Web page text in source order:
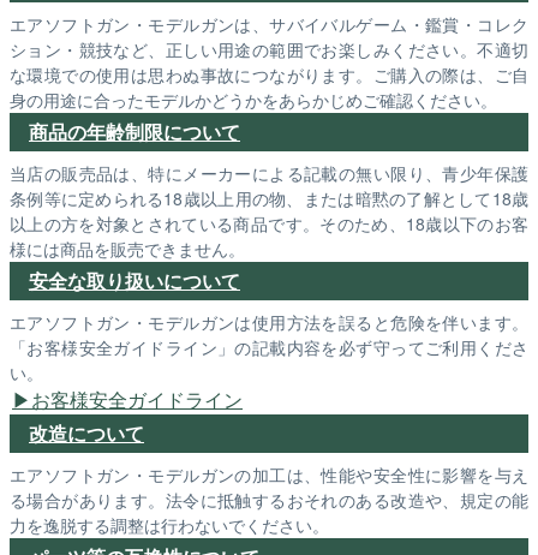
エアソフトガン・モデルガンは、サバイバルゲーム・鑑賞・コレク
ション・競技など、正しい用途の範囲でお楽しみください。不適切
な環境での使用は思わぬ事故につながります。ご購入の際は、ご自
身の用途に合ったモデルかどうかをあらかじめご確認ください。
商品の年齢制限について
当店の販売品は、特にメーカーによる記載の無い限り、青少年保護
条例等に定められる18歳以上用の物、または暗黙の了解として18歳
以上の方を対象とされている商品です。そのため、18歳以下のお客
様には商品を販売できません。
安全な取り扱いについて
エアソフトガン・モデルガンは使用方法を誤ると危険を伴います。
「お客様安全ガイドライン」の記載内容を必ず守ってご利用くださ
い。
お客様安全ガイドライン
改造について
エアソフトガン・モデルガンの加工は、性能や安全性に影響を与え
る場合があります。法令に抵触するおそれのある改造や、規定の能
力を逸脱する調整は行わないでください。